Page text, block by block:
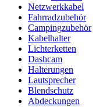
Netzwerkkabel
Fahrradzubehör
Campingzubehör
Kabelhalter
Lichterketten
Dashcam
Halterungen
Lautsprecher
Blendschutz
Abdeckungen